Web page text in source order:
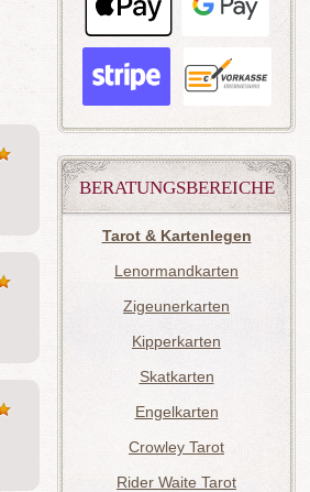
BERATUNGSBEREICHE
Tarot & Kartenlegen
Lenormandkarten
Zigeunerkarten
Kipperkarten
Skatkarten
Engelkarten
Crowley Tarot
Rider Waite Tarot